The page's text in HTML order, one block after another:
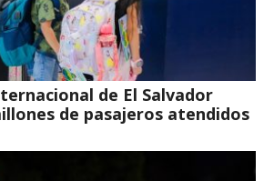
de El Salvador
de pasajeros atendidos